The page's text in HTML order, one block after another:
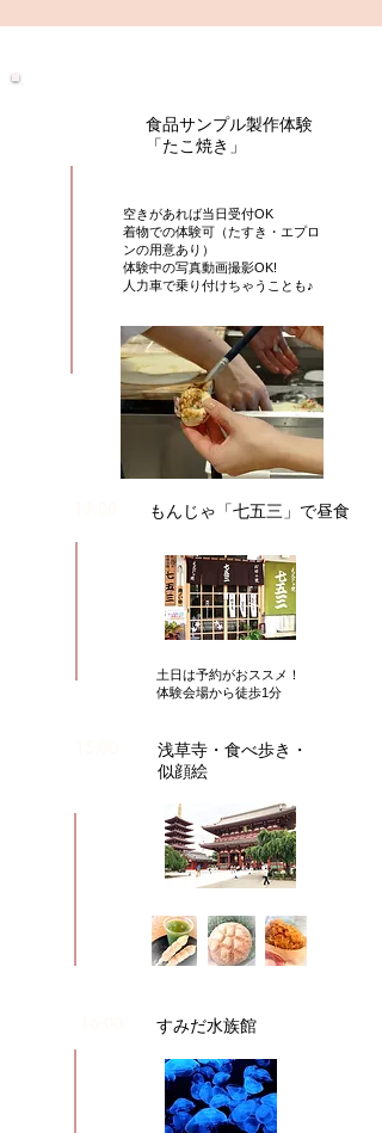
​食品サンプル製作体験
「たこ焼き」
​空きがあれば当日受付OK
​着物での体験可（たすき・エプロ
ンの用意あり）
​体験中の写真動画撮影OK!
​人力車で乗り付けちゃうことも♪
​もんじゃ「七五三」で昼食
​土日は予約がおススメ！
​体験会場から徒歩1分
​浅草寺・食べ歩き・
似顔絵
​すみだ水族館